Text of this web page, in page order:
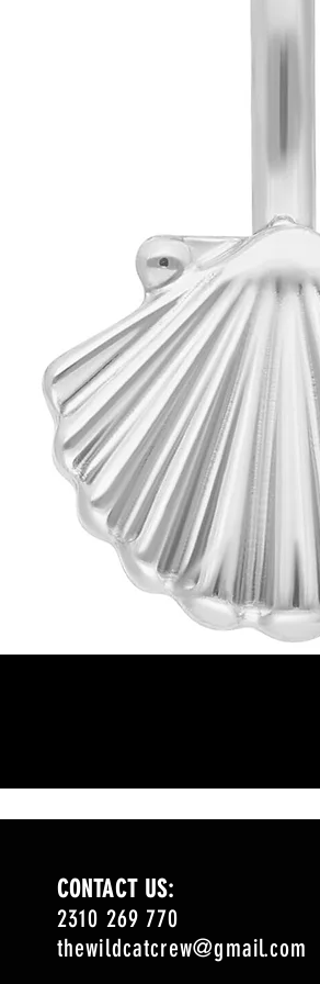
CONTACT US:
2310 269 770
thewildcatcrew@gmail.com